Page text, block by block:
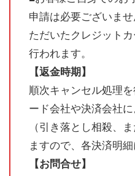
申請は必要ございま
ただいたクレジット
行われます。
【返金時期】
順次キャンセル処理
ード会社や決済会社
（引き落とし相殺、
ますので、各決済明
【お問合せ】